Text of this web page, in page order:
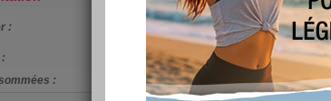
:
Lait demi-écrémé, UHT, Pain, baguette
courante, Pain aux raisins (viennoiserie)
: